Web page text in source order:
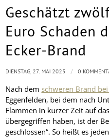
Geschätzt
Euro Schaden
Ecker-Brand
Nach dem schweren Brand
Eggenfelden, bei dem nach
Flammen in kurzer Zeit auf
übergegriffen haben, ist der
geschlossen“. So heißt es
DIENSTAG, 27. MAI 2025 / 0